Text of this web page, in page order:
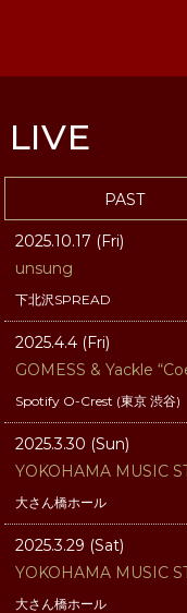
LIVE
PAST
2025.10.17 (Fri)
unsung
下北沢SPREAD
2025.4.4 (Fri)
GOMESS & Yackle
Spotify O-Crest (東京 渋谷)
2025.3.30 (Sun)
YOKOHAMA MUSIC
大さん橋ホール
2025.3.29 (Sat)
YOKOHAMA MUSIC
大さん橋ホール